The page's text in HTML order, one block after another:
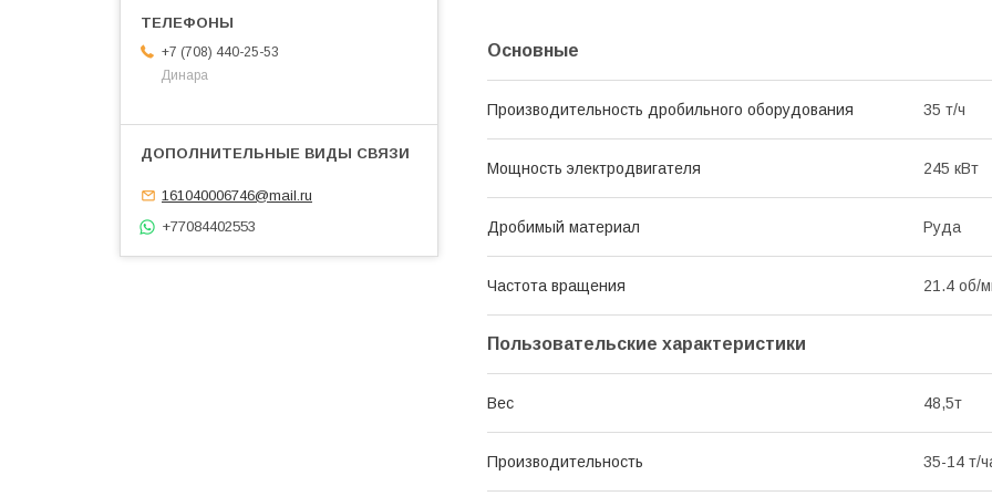
Основные
Производительность дробильного оборудования 35 т/ч
Мощность электродвигателя 245 кВт
Дробимый материал Руда
Частота вращения 21.4 об/
Пользовательские характеристики
Вес 48,5т
Производительность 35-14 т/
+7 (708) 440-25-53
Динара
161040006746@mail.ru
+77084402553